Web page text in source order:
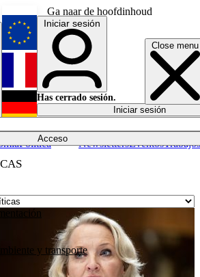
Ga naar de hoofdinhoud
Close menu
Acceso
y transporte
Política NewslettersEventosTrabajos
English
Français
Iniciar sesión
Has cerrado sesión.
Iniciar sesión